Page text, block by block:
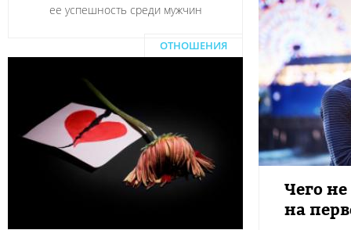
ее успешность среди мужчин
Чего
на
ОТНОШЕНИЯ